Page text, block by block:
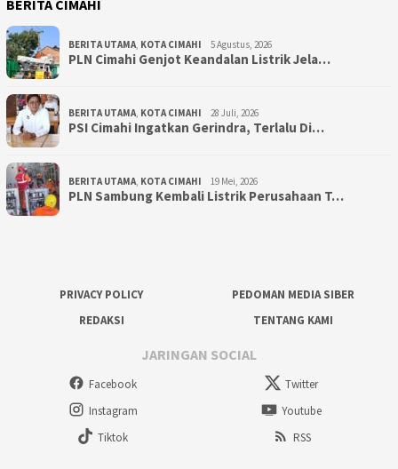
BERITA CIMAHI
BERITA UTAMA, KOTA CIMAHI 5 Agustus, 2026
PLN Cimahi Genjot Keandalan Listrik Jela…
BERITA UTAMA, KOTA CIMAHI 28 Juli, 2026
PSI Cimahi Ingatkan Gerindra, Terlalu Di…
BERITA UTAMA, KOTA CIMAHI 19 Mei, 2026
PLN Sambung Kembali Listrik Perusahaan T…
PRIVACY POLICY
PEDOMAN MEDIA SIBER
REDAKSI
TENTANG KAMI
JARINGAN SOCIAL
Facebook
Twitter
Instagram
Youtube
Tiktok
RSS